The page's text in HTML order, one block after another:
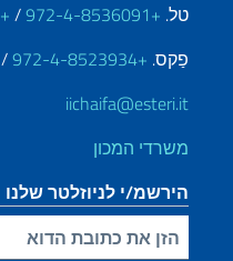
טל. +972-4-8536091
/
+972-4-8523720
פַקס. +972-4-8523934
/
iichaifa@esteri.it
משרדי המכון
הירשמ/י לניוזלטר שלנו
הזינ/י את כתובת הדוא"ל שלך